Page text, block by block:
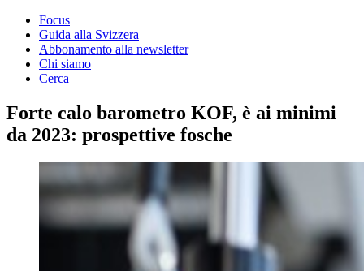
Focus
Guida alla Svizzera
Abbonamento alla newsletter
Chi siamo
Cerca
Forte calo barometro KOF, è ai minimi
da 2023: prospettive fosche